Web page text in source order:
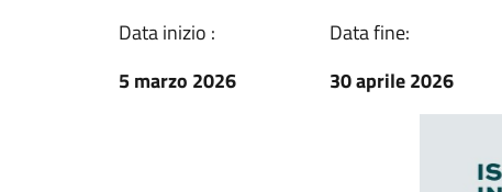
Data inizio :
5 marzo 2026
Data fine:
30 aprile 2026